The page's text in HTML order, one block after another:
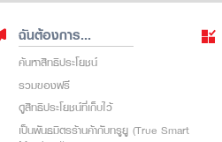
ฉันต้องการ...
ค้นหาสิทธิประโยชน์
รวมของฟรี
ดูสิทธิประโยชน์ที่เก็บไว้
เป็นพันธมิตรร้านค้ากับทรูยู (True Smart